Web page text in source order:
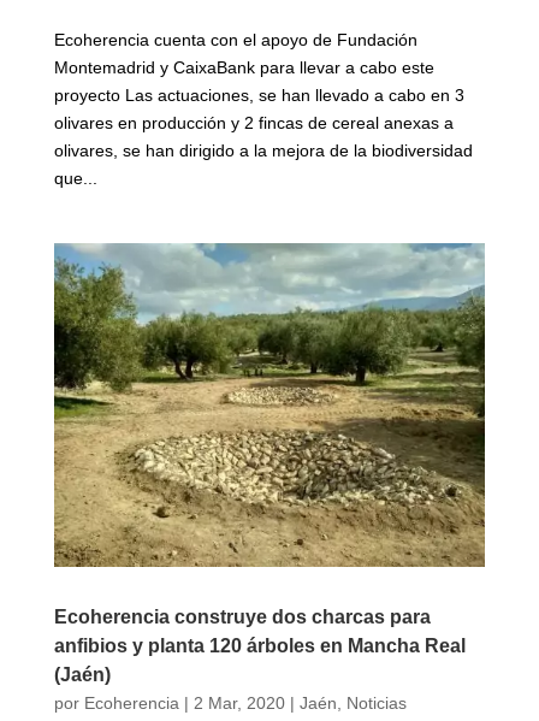
Ecoherencia cuenta con el apoyo de Fundación
Montemadrid y CaixaBank para llevar a cabo este
proyecto Las actuaciones, se han llevado a cabo en 3
olivares en producción y 2 fincas de cereal anexas a
olivares, se han dirigido a la mejora de la biodiversidad
que...
Ecoherencia construye dos charcas para
anfibios y planta 120 árboles en Mancha Real
(Jaén)
por Ecoherencia | 2 Mar, 2020| Jaén Noticias